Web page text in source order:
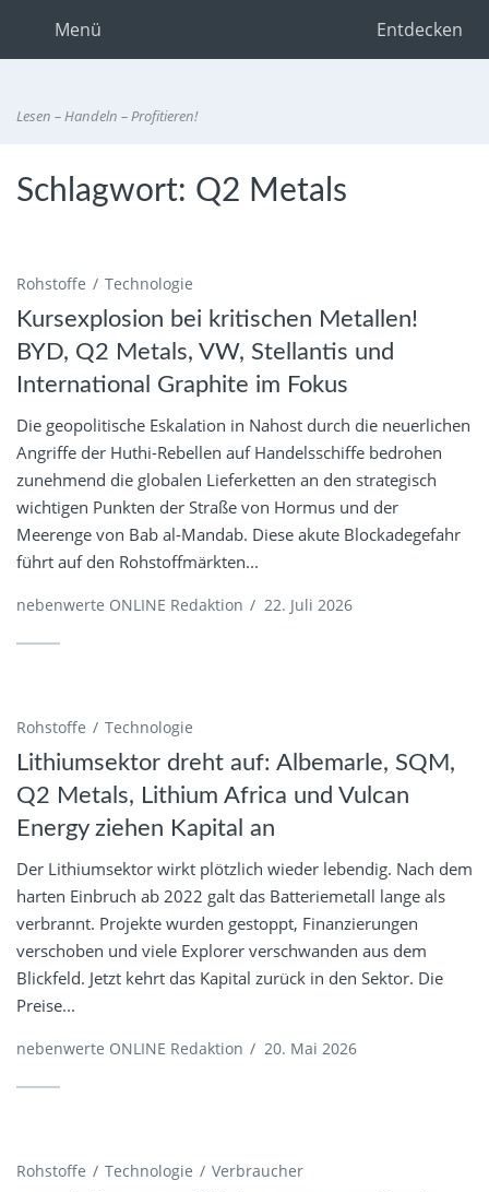
Entdecken
Menü
Lesen – Handeln – Profitieren!
Schlagwort: Q2 Metals
Rohstoffe Technologie
Kursexplosion bei kritischen Metallen!
BYD, Q2 Metals, VW, Stellantis und
International Graphite im Fokus
Die geopolitische Eskalation in Nahost durch die neuerlichen
Angriffe der Huthi-Rebellen auf Handelsschiffe bedrohen
zunehmend die globalen Lieferketten an den strategisch
wichtigen Punkten der Straße von Hormus und der
Meerenge von Bab al-Mandab. Diese akute Blockadegefahr
führt auf den Rohstoffmärkten...
nebenwerte ONLINE Redaktion / 22. Juli 2026
Rohstoffe Technologie
Lithiumsektor dreht auf: Albemarle, SQM,
Q2 Metals, Lithium Africa und Vulcan
Energy ziehen Kapital an
Der Lithiumsektor wirkt plötzlich wieder lebendig. Nach dem
harten Einbruch ab 2022 galt das Batteriemetall lange als
verbrannt. Projekte wurden gestoppt, Finanzierungen
verschoben und viele Explorer verschwanden aus dem
Blickfeld. Jetzt kehrt das Kapital zurück in den Sektor. Die
Preise...
nebenwerte ONLINE Redaktion / 20. Mai 2026
Rohstoffe Technologie Verbraucher